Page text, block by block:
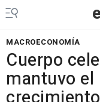
MACROECONOMÍA
Cuerpo
mantuvo el